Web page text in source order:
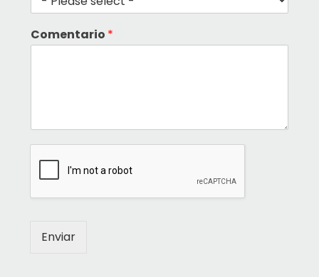
Comentario *
Enviar